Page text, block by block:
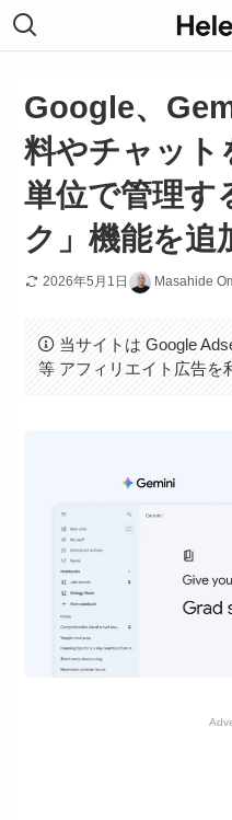
Google、
料やチャット
単位で管理す
ク」機能を追
2026年5月1日 Masahide
当サイトは Google
等 アフィリエイト広告を